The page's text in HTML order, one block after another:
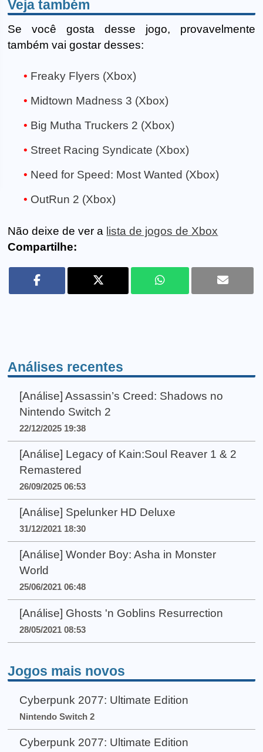
Veja também
Se você gosta desse jogo, provavelmente
também vai gostar desses:
Freaky Flyers (Xbox)
Midtown Madness 3 (Xbox)
Big Mutha Truckers 2 (Xbox)
Street Racing Syndicate (Xbox)
Need for Speed: Most Wanted (Xbox)
OutRun 2 (Xbox)
Não deixe de ver a lista de jogos de Xbox
Compartilhe:
Análises recentes
[Análise] Assassin’s Creed: Shadows no
Nintendo Switch 2
22/12/2025 19:38
[Análise] Legacy of Kain:Soul Reaver 1 & 2
Remastered
26/09/2025 06:53
[Análise] Spelunker HD Deluxe
31/12/2021 18:30
[Análise] Wonder Boy: Asha in Monster
World
25/06/2021 06:48
[Análise] Ghosts 'n Goblins Resurrection
28/05/2021 08:53
Jogos mais novos
Cyberpunk 2077: Ultimate Edition
Nintendo Switch 2
Cyberpunk 2077: Ultimate Edition